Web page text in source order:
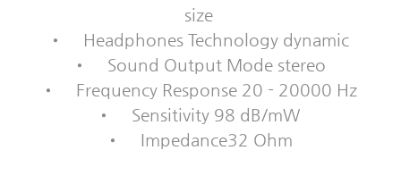
size
•
Headphones Technology dynamic
•
Sound Output Mode stereo
•
Frequency Response 20 - 20000 Hz
•
Sensitivity 98 dB/mW
•
Impedance32 Ohm